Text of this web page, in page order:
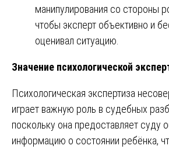
манипулирования со стороны
чтобы эксперт объективно и
оценивал ситуацию.
Значение психологической
Психологическая экспертиза
играет важную роль в судебных
поскольку она предоставляет суду
информацию о состоянии ребёнка,